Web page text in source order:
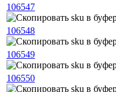
106547
106548
106549
106550